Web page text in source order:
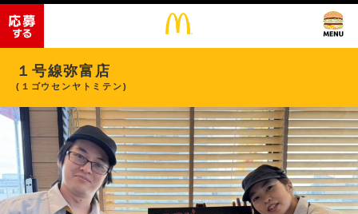
１号線弥富店
(１ゴウセンヤトミテン)